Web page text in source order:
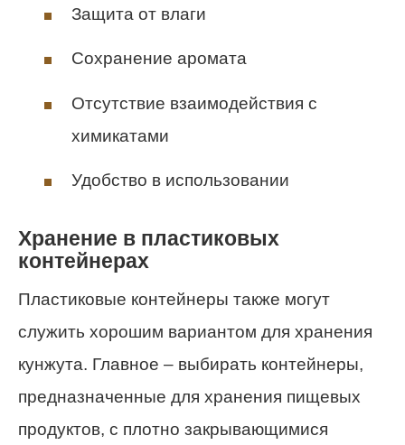
Защита от влаги
Сохранение аромата
Отсутствие взаимодействия с
химикатами
Удобство в использовании
Хранение в пластиковых
контейнерах
Пластиковые контейнеры также могут
служить хорошим вариантом для хранения
кунжута. Главное – выбирать контейнеры,
предназначенные для хранения пищевых
продуктов, с плотно закрывающимися